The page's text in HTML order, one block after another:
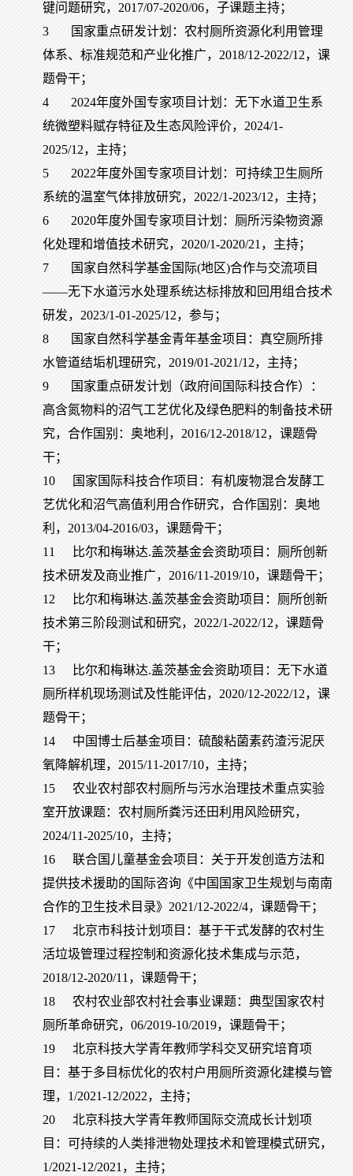
键问题研究，2017/07-2020/06，子课题主持；
3
国家重点研发计划：农村厕所资源化利用管理
体系、标准规范和产业化推广，2018/12-2022/12，课
题骨干；
4
2024年度外国专家项目计划：无下水道卫生系
统微塑料赋存特征及生态风险评价，2024/1-
2025/12，主持；
5
2022年度外国专家项目计划：可持续卫生厕所
系统的温室气体排放研究，2022/1-2023/12，主持；
6
2020年度外国专家项目计划：厕所污染物资源
化处理和增值技术研究，2020/1-2020/21，主持；
7
国家自然科学基金国际(地区)合作与交流项目
——无下水道污水处理系统达标排放和回用组合技术
研发，2023/1-01-2025/12，参与；
8
国家自然科学基金青年基金项目：真空厕所排
水管道结垢机理研究，2019/01-2021/12，主持；
9
国家重点研发计划（政府间国际科技合作）：
高含氮物料的沼气工艺优化及绿色肥料的制备技术研
究，合作国别：奥地利，2016/12-2018/12，课题骨
干；
10
国家国际科技合作项目：有机废物混合发酵工
艺优化和沼气高值利用合作研究，合作国别：奥地
利，2013/04-2016/03，课题骨干；
11
比尔和梅琳达.盖茨基金会资助项目：厕所创新
技术研发及商业推广，2016/11-2019/10，课题骨干；
12
比尔和梅琳达.盖茨基金会资助项目：厕所创新
技术第三阶段测试和研究，2022/1-2022/12，课题骨
干；
13
比尔和梅琳达.盖茨基金会资助项目：无下水道
厕所样机现场测试及性能评估，2020/12-2022/12，课
题骨干；
14
中国博士后基金项目：硫酸粘菌素药渣污泥厌
氧降解机理，2015/11-2017/10，主持；
15
农业农村部农村厕所与污水治理技术重点实验
室开放课题：农村厕所粪污还田利用风险研究，
2024/11-2025/10，主持；
16
联合国儿童基金会项目：关于开发创造方法和
提供技术援助的国际咨询《中国国家卫生规划与南南
合作的卫生技术目录》2021/12-2022/4，课题骨干；
17
北京市科技计划项目：基于干式发酵的农村生
活垃圾管理过程控制和资源化技术集成与示范，
2018/12-2020/11，课题骨干；
18
农村农业部农村社会事业课题：典型国家农村
厕所革命研究，06/2019-10/2019，课题骨干；
19
北京科技大学青年教师学科交叉研究培育项
目：基于多目标优化的农村户用厕所资源化建模与管
理，1/2021-12/2022，主持；
20
北京科技大学青年教师国际交流成长计划项
目：可持续的人类排泄物处理技术和管理模式研究，
1/2021-12/2021，主持；